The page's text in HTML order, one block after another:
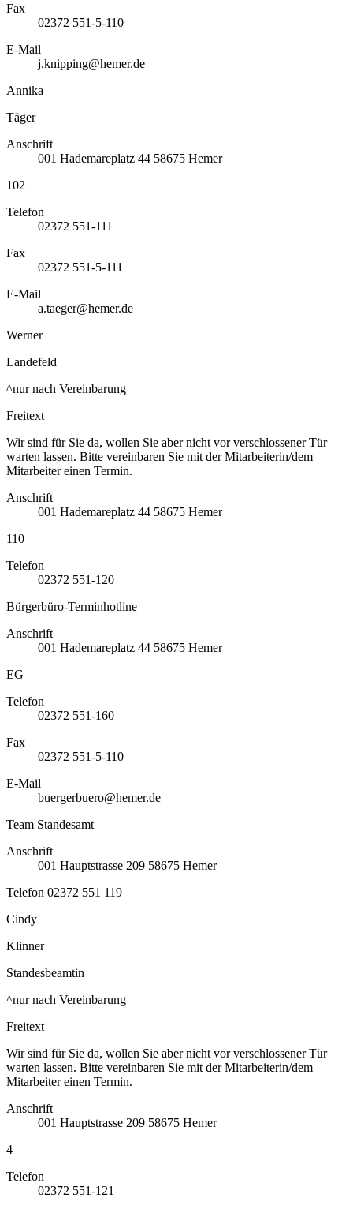
Fax
02372 551-5-110
E-Mail
j.knipping@hemer.de
Annika
Täger
Anschrift
001 Hademareplatz 44 58675 Hemer
102
Telefon
02372 551-111
Fax
02372 551-5-111
E-Mail
a.taeger@hemer.de
Werner
Landefeld
^nur nach Vereinbarung
Freitext
Wir sind für Sie da, wollen Sie aber nicht vor verschlossener Tür
warten lassen. Bitte vereinbaren Sie mit der Mitarbeiterin/dem
Mitarbeiter einen Termin.
Anschrift
001 Hademareplatz 44 58675 Hemer
110
Telefon
02372 551-120
Bürgerbüro-Terminhotline
Anschrift
001 Hademareplatz 44 58675 Hemer
EG
Telefon
02372 551-160
Fax
02372 551-5-110
E-Mail
buergerbuero@hemer.de
Team Standesamt
Anschrift
001 Hauptstrasse 209 58675 Hemer
Telefon 02372 551 119
Cindy
Klinner
Standesbeamtin
^nur nach Vereinbarung
Freitext
Wir sind für Sie da, wollen Sie aber nicht vor verschlossener Tür
warten lassen. Bitte vereinbaren Sie mit der Mitarbeiterin/dem
Mitarbeiter einen Termin.
Anschrift
001 Hauptstrasse 209 58675 Hemer
4
Telefon
02372 551-121